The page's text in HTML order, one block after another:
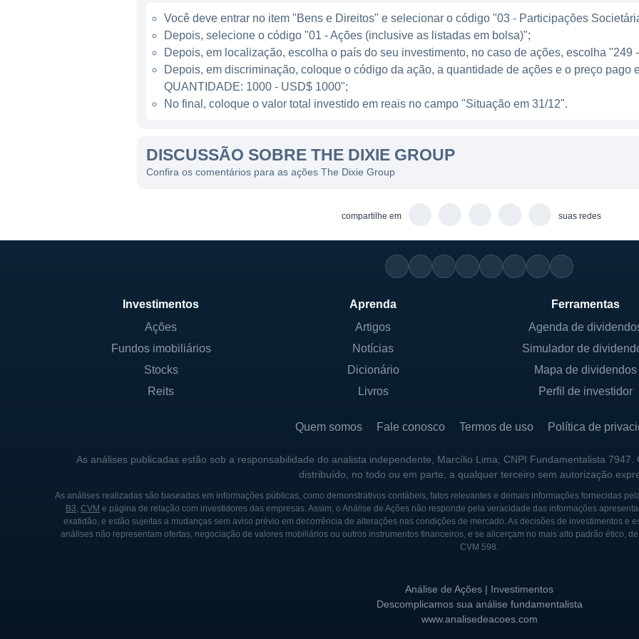
opções que variam de linhas mais acessíveis até coleções premium que atendem às
e designers de interiores. A empresa busca manter um forte relacionamento com os
distribuidores, garantindo que seus produtos estejam disponíveis em uma ampla
MODELO DE NEGÓCIO
tecnologia para aprimorar seus processos de fabricação, o que a permite produzir
atendem às altas expectativas de seus clientes, mas que também estabelecem
Além de sua produção, a Dixie Group também se envolve em atividades de
seus produtos, participando de feiras e exposições do setor, aumentando a
essencial para se manter relevante em um mercado competitivo, onde as
rapidamente e novas tendências estão sempre surgindo.
HISTÓRICO DA DIXIE GROUP
A história da Dixie Group remonta a 1920, quando foi fundada na cidade de
início, a empresa se focou em produzir produtos de alta qualidade para o mercado
décadas seguintes, ajudaram a solidificar sua posição como um dos principais
Ao longo dos anos, a Dixie Group passou por várias aquisições e fusões que
no mercado. A empresa também fez investimentos significativos em suas instalações
modernização de sua linha de produtos para melhor atender às necessidades de
evolução.
Na década de 1990, a Dixie Group começou a diversificar sua linha com a
escolhas sustentáveis. Através de uma combinação de dedicação à inovação e um
qualidade, a Dixie Group continua a ser um nome respeitado e uma referência no
Você deve entrar no item "Bens e Direitos" e selecionar o código "03 - Participações
Depois, selecione o código "01 - Ações (inclusive as listadas em bolsa)";
Depois, em localização, escolha o país do seu investimento, no caso de ações, escolha "249
Depois, em discriminação, coloque o código da ação, a quantidade de ações e o preço pago
QUANTIDADE: 1000 - USD$ 1000";
No final, coloque o valor total investido em reais no campo "Situação em 31/12".
DISCUSSÃO SOBRE THE DIXIE GROUP
Confira os comentários para as ações The Dixie Group
compartilhe em suas redes
Investimentos
Ações
Fundos imobiliários
Stocks
Reits
Aprenda
Artigos
Notícias
Dicionário
Livros
Ferramentas
Agenda de
Simulador de
Mapa de dividendos
Perfil de investidor
Quem somos Fale conosco Termos de uso Política de
As análises publicadas estão sob a responsabilidade do analista independente, Marcílio Lima, CNPI Fundamentalista
distribuído, no todo ou em parte, a qualquer terceiro sem autorização
As análises realizadas são baseadas em informações públicas, como demonstrativos contábeis, fatos relevantes e demais informações fornecidas
B3, CVM e página de relação com investidores das empresas. Assim, o Análise de Ações não responde pela veracidade das informações
exatidão, e estão sujeitas a mudanças sem aviso prévio em decorrência de alterações nas condições de mercado. As decisões de investimentos e
análises não representam ofertas, negociação de valores mobiliários ou outros instrumentos financeiros, e se alicerçam no mais alto padrão ético,
CVM 598.
Análise de Ações | Investimentos
Descomplicamos sua análise fundamentalista
www.analisedeacoes.com